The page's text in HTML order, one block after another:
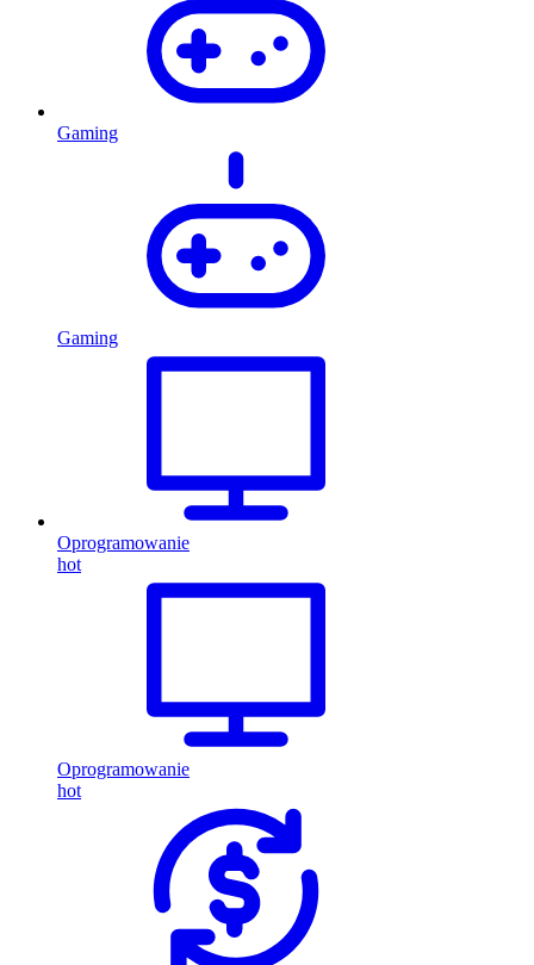
Gaming
Gaming
Oprogramowanie
hot
Oprogramowanie
hot